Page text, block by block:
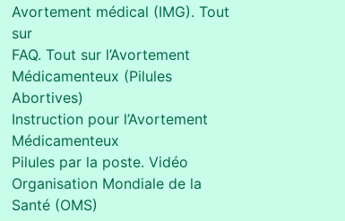
Avortement médical (IMG). Tout
sur
FAQ. Tout sur l’Avortement
Médicamenteux (Pilules
Abortives)
Instruction pour l’Avortement
Médicamenteux
Pilules par la poste. Vidéo
Organisation Mondiale de la
Santé (OMS)